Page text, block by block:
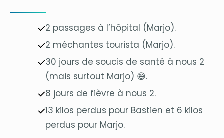
2 passages à l’hôpital (Marjo).
2 méchantes tourista (Marjo).
30 jours de soucis de santé à nous 2
(mais surtout Marjo) 😅.
8 jours de fièvre à nous 2.
13 kilos perdus pour Bastien et 6 kilos
perdus pour Marjo.